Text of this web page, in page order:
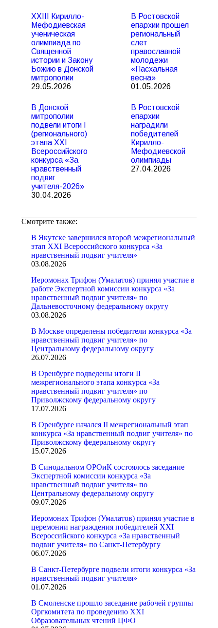
XXIII Кирилло-
Мефодиевская
ученическая
олимпиада по
Священной
истории и Закону
Божию в Донской
митрополии
29.05.2026
В Ростовской
епархии прошел
региональный
слет
православной
молодежи
«Пасхальная
весна»
01.05.2026
В Донской
митрополии
подвели итоги I
(регионального)
этапа XXI
Всероссийского
конкурса «За
нравственный
подвиг
учителя-2026»
30.04.2026
В Ростовской
епархии
наградили
победителей
Кирилло-
Мефодиевской
олимпиады
27.04.2026
Смотрите также:
В Якутске завершился второй межрегиональный
этап XXI Всероссийского конкурса «За
нравственный подвиг учителя»
03.08.2026
Иеромонах Трифон (Умалатов) принял участие в
работе Экспертной комиссии конкурса «За
нравственный подвиг учителя» по
Дальневосточному федеральному округу
03.08.2026
В Москве определены победители конкурса «За
нравственный подвиг учителя» по
Центральному федеральному округу
26.07.2026
В Оренбурге подведены итоги II
межрегионального этапа конкурса «За
нравственный подвиг учителя» по
Приволжскому федеральному округу
17.07.2026
В Оренбурге начался II межрегиональный этап
конкурса «За нравственный подвиг учителя» по
Приволжскому федеральному округу
15.07.2026
В Синодальном ОРОиК состоялось заседание
Экспертной комиссии конкурса «За
нравственный подвиг учителя» по
Центральному федеральному округу
09.07.2026
Иеромонах Трифон (Умалатов) принял участие в
церемонии награждения победителей XXI
Всероссийского конкурса «За нравственный
подвиг учителя» по Санкт-Петербургу
06.07.2026
В Санкт-Петербурге подвели итоги конкурса «За
нравственный подвиг учителя»
01.07.2026
В Смоленске прошло заседание рабочей группы
Оргкомитета по проведению XXI
Образовательных чтений ЦФО